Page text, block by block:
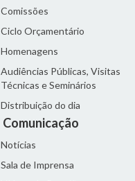
Comissões
Ciclo Orçamentário
Homenagens
Audiências Públicas, Visitas
Técnicas e Seminários
Distribuição do dia
Comunicação
Notícias
Sala de Imprensa